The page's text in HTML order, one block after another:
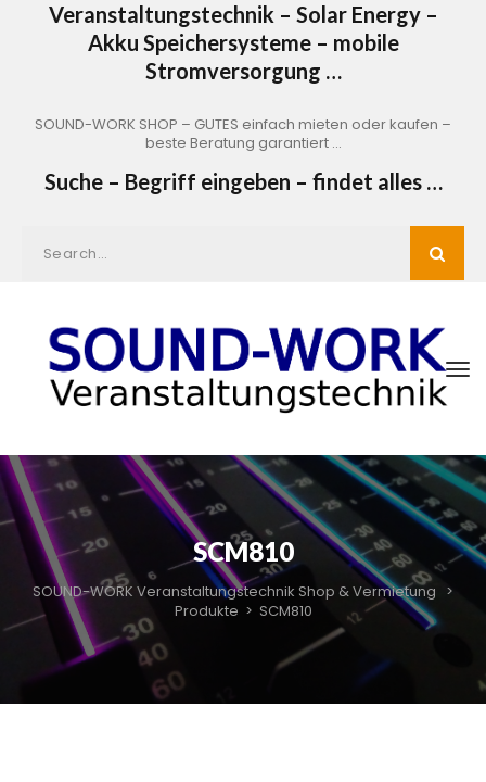
Veranstaltungstechnik – Solar Energy –
Akku Speichersysteme – mobile
Stromversorgung …
SOUND-WORK SHOP – GUTES einfach mieten oder kaufen –
beste Beratung garantiert …
Suche – Begriff eingeben – findet alles …
SCM810
SOUND-WORK Veranstaltungstechnik Shop & Vermietung >
Produkte > SCM810